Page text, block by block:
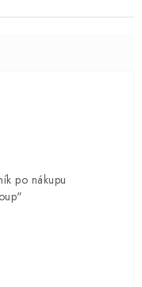
po nákupu